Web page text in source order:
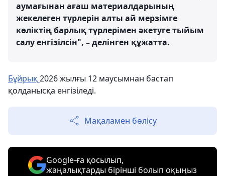
аумағынан ағаш материалдарының
жекелеген түрлерін алты ай мерзімге
көліктің барлық түрлерімен әкетуге тыйым
салу енгізілсін", – делінген құжатта.
Бұйрық2026 жылғы 12 маусымнан бастап
қолданысқа енгізіледі.
Мақаламен бөлісу
Google-ға қосылып,
жаңалықтарды бірінші болып оқыңыз